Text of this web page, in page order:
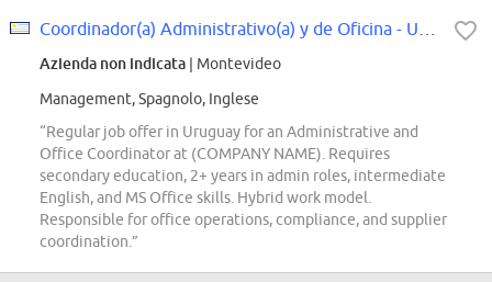
Azienda non indicata | Montevideo
Management, Spagnolo, Inglese
“Regular job offer in Uruguay for an Administrative and
Office Coordinator at (COMPANY NAME). Requires
secondary education, 2+ years in admin roles, intermediate
English, and MS Office skills. Hybrid work model.
Responsible for office operations, compliance, and supplier
coordination.”